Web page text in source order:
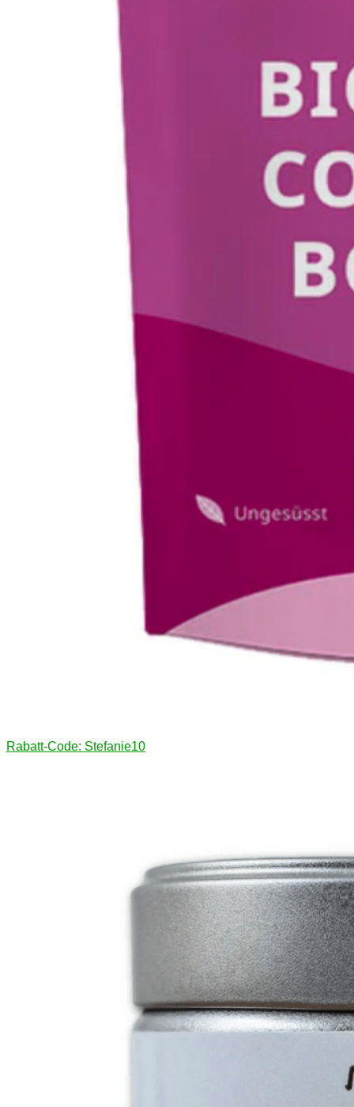
Rabatt-Code: Stefanie10